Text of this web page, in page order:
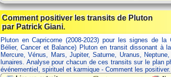
Comment positiver les transits de Pluton
par Patrick Giani.
Pluton en Capricorne (2008-2023) pour les signes de la
Bélier, Cancer et Balance) Pluton en transit dissonant à
Mercure, Vénus, Mars, Jupiter, Saturne, Uranus,
lunaires. Analyse pour chacun de ces transits sur le plan
événementiel, spirituel et karmique - Comment les positiver.